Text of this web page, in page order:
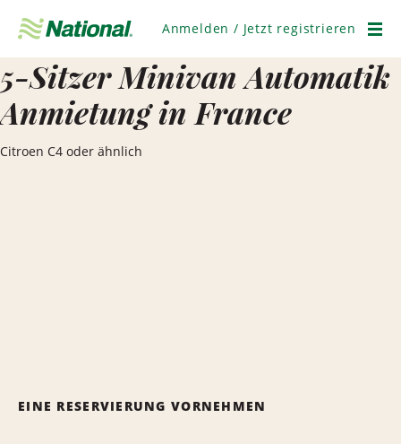
überspringen
Anmelden / Jetzt registrieren
5-Sitzer Minivan Automatik
Anmietung in France
Citroen C4 oder ähnlich
EINE RESERVIERUNG VORNEHMEN